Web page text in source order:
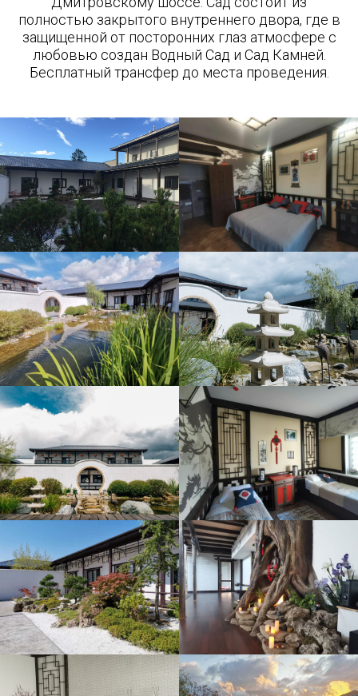
полностью закрытого внутреннего двора, где в
защищенной от посторонних глаз атмосфере с
любовью создан Водный Сад и Сад Камней.
Бесплатный трансфер до места проведения.